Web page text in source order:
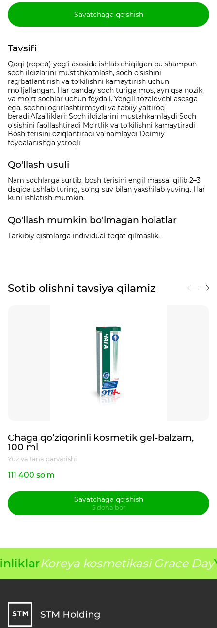
Savatchaga qo‘shish
Tavsifi
Qoqi (repей) yog‘i asosida ishlab chiqilgan bu shampun
soch ildizlarini mustahkamlash, soch o‘sishini
rag‘batlantirish va to‘kilishni kamaytirish uchun
mo‘ljallangan. Har qanday soch turiga mos, ayniqsa nozik
va mo‘rt sochlar uchun foydali. Yengil tozalovchi asosga
ega, sochni og‘irlashtirmaydi va tabiiy yaltiroq
beradi.Afzalliklari: Soch ildizlarini mustahkamlaydi Soch
o‘sishini faollashtiradi Mo‘rtlik va to‘kilishni kamaytiradi
Bosh terisini oziqlantiradi va namlaydi Doimiy
foydalanishga yaroqli
Qo'llash usuli
Nam sochlarga surtib, bosh terisini engil massaj qilib 2–3
daqiqa ushlab turing, so‘ng suv bilan yaxshilab yuving. Har
kuni ishlatish mumkin.
Qo'llash mumkin bo'lmagan holatlar
Tarkibiy qismlarga individual toqat qilmaslik.
Sotib olishni tavsiya qilamiz
Chaga qo‘ziqorinli kosmetik gel-balzam,
100 ml
Yuz va tana parvarishi
111 400 so'm
Savatchaga qo‘shish
5 dona bor
Koreya kosmetikasi Grace Day